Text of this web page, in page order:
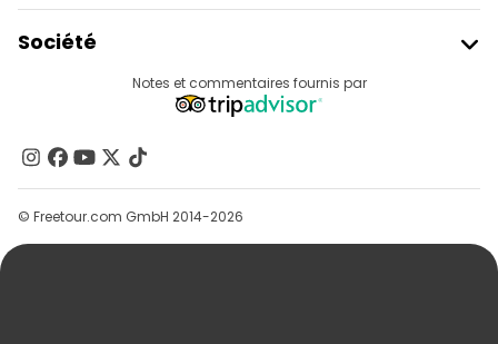
Connexion Du Fournisseur
Programme D’affiliation
Société
Contactez-Nous
Groupes
Aide
Notes et commentaires fournis par
© Freetour.com GmbH 2014-2026